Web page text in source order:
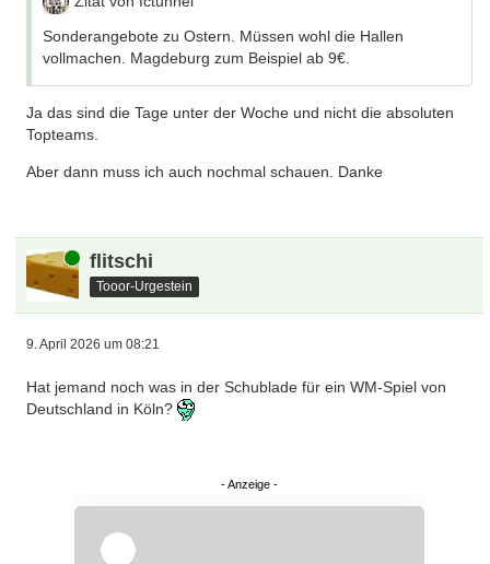
Sonderangebote zu Ostern. Müssen wohl die Hallen
vollmachen. Magdeburg zum Beispiel ab 9€.
Ja das sind die Tage unter der Woche und nicht die absoluten
Topteams.
Aber dann muss ich auch nochmal schauen. Danke
Online flitschi
Tooor-Urgestein
9. April 2026 um 08:21
Hat jemand noch was in der Schublade für ein WM-Spiel von
Deutschland in Köln?